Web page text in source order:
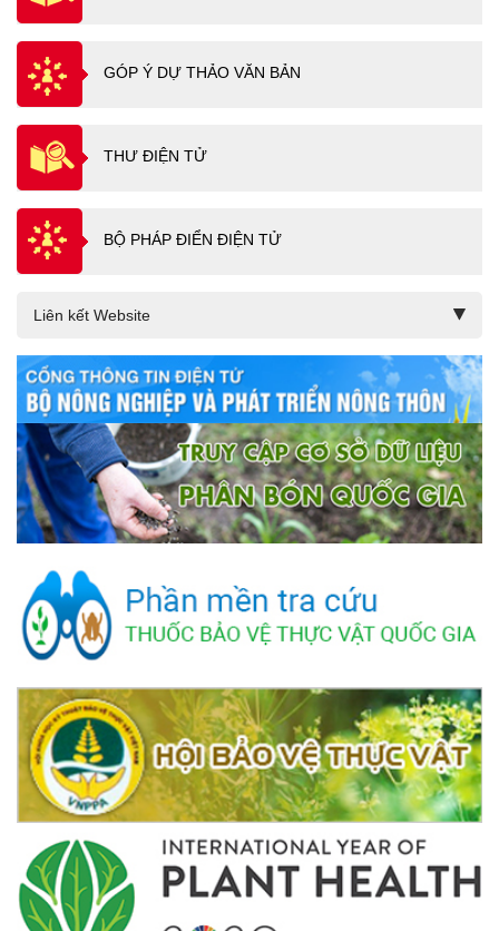
GÓP Ý DỰ THẢO VĂN BẢN
THƯ ĐIỆN TỬ
BỘ PHÁP ĐIỂN ĐIỆN TỬ